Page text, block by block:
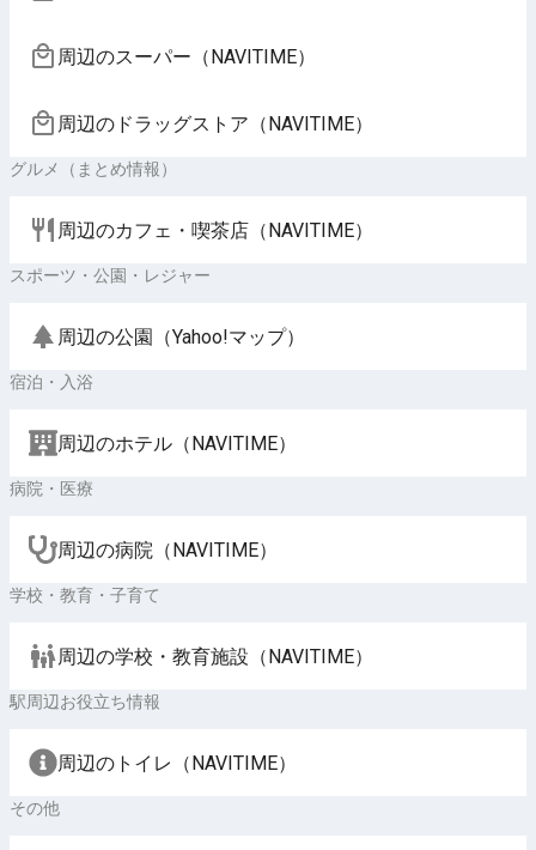
周辺のスーパー（NAVITIME）
周辺のドラッグストア（NAVITIME）
グルメ（まとめ情報）
周辺のカフェ・喫茶店（NAVITIME）
スポーツ・公園・レジャー
周辺の公園（Yahoo!マップ）
宿泊・入浴
周辺のホテル（NAVITIME）
病院・医療
周辺の病院（NAVITIME）
学校・教育・子育て
周辺の学校・教育施設（NAVITIME）
駅周辺お役立ち情報
周辺のトイレ（NAVITIME）
その他